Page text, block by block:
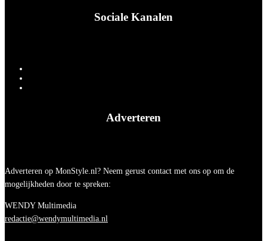
Sociale Kanalen
Adverteren
Adverteren op MonStyle.nl? Neem gerust contact met ons op om de
mogelijkheden door te spreken:
WENDY Multimedia
redactie@wendymultimedia.nl